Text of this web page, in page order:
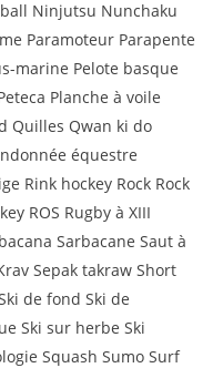
Ninjutsu Nunchaku
Paramoteur Parapente
marine Pelote basque
Planche à voile
Quilles Qwan ki do
équestre
Rink hockey Rock Rock
ROS Rugby à XIII
Sarbacane Saut à
Sepak takraw Short
de fond Ski de
Ski sur herbe Ski
Squash Sumo Surf